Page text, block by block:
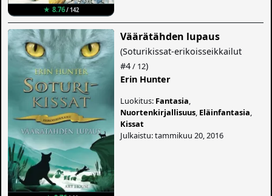
★ 8.76/ 142
Väärätähden lupaus
(Soturikissat-erikoisseikkailut
#4/ 12)
Erin Hunter
Luokitus: Fantasia
Nuortenkirjallisuus Eläinfantasia
Kissat
Julkaistu: tammikuu 20, 2016